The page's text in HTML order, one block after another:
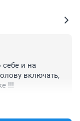
и на
включать,
!!!